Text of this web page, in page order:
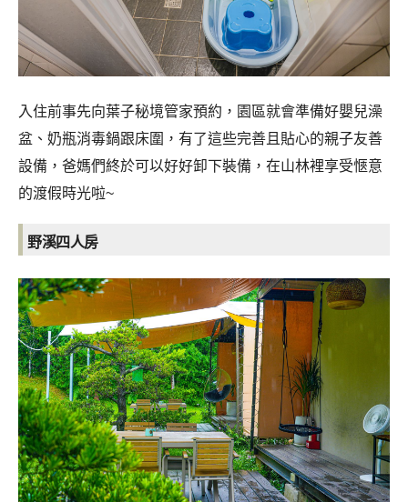
入住前事先向葉子秘境管家預約，園區就會準備好嬰兒澡
盆、奶瓶消毒鍋跟床圍，有了這些完善且貼心的親子友善
設備，爸媽們終於可以好好卸下裝備，在山林裡享受愜意
的渡假時光啦~
野溪四人房